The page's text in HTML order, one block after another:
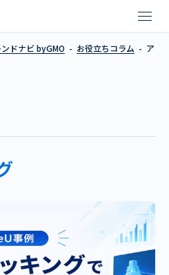
【事例】アイトラッキングでパ
ドナビ byGMO お役立ちコラム
ア